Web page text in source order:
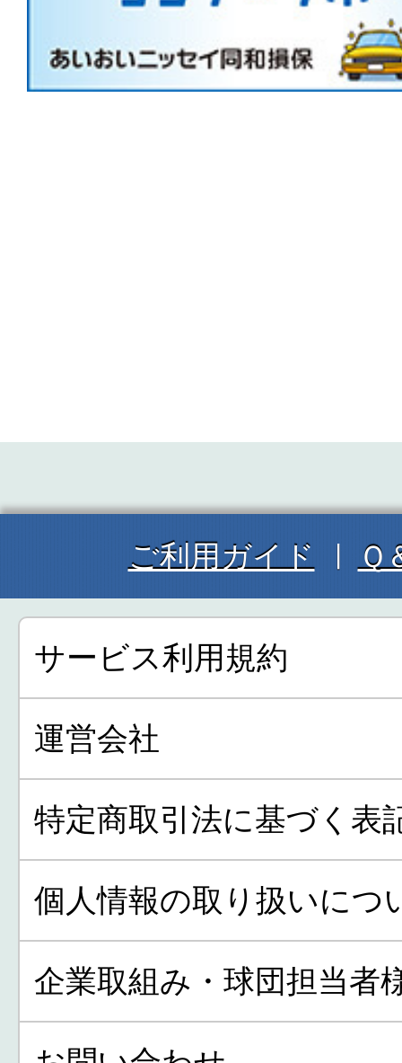
ご利用ガイド Ｑ
サービス利用規約
運営会社
特定商取引法に基づく表
個人情報の取り扱いにつ
企業取組み・球団担当者